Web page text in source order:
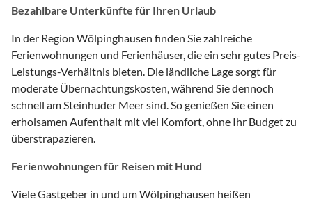
Bezahlbare Unterkünfte für Ihren Urlaub
In der Region Wölpinghausen finden Sie zahlreiche
Ferienwohnungen und Ferienhäuser, die ein sehr gutes Preis-
Leistungs-Verhältnis bieten. Die ländliche Lage sorgt für
moderate Übernachtungskosten, während Sie dennoch
schnell am Steinhuder Meer sind. So genießen Sie einen
erholsamen Aufenthalt mit viel Komfort, ohne Ihr Budget zu
überstrapazieren.
Ferienwohnungen für Reisen mit Hund
Viele Gastgeber in und um Wölpinghausen heißen